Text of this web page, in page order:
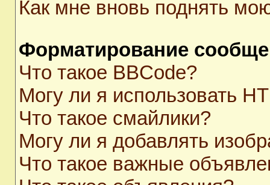
Как мне вновь поднять
Форматирование
Что такое BBCode?
Могу ли я использовать
Что такое смайлики?
Могу ли я добавлять
Что такое важные